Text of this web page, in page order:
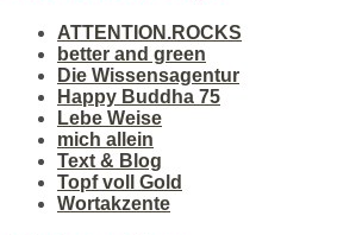
ATTENTION.ROCKS
better and green
Die Wissensagentur
Happy Buddha 75
Lebe Weise
mich allein
Text & Blog
Topf voll Gold
Wortakzente